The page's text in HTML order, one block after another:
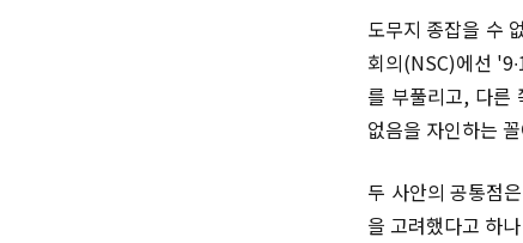
도무지 종잡을 수
회의(NSC)에선
를 부풀리고, 다른
없음을 자인하는
두 사안의 공통점
을 고려했다고 하